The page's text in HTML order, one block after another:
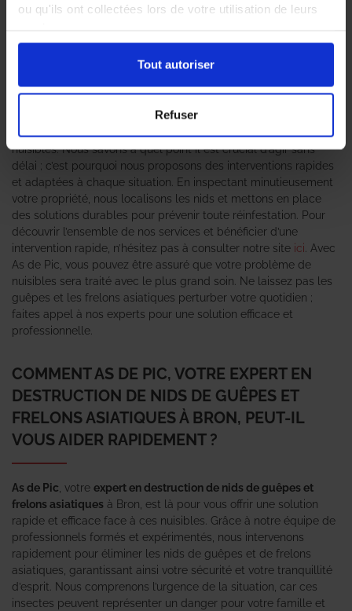
ou qu'ils ont collectées lors de votre utilisation de leurs
Tout autoriser
Refuser
La présence de guêpes et de frelons asiatiques à Bron peut
, l’agence As de Pic se positionne comme
votre partenaire de confiance pour résoudre ce problème
urgent. Nos techniciens expérimentés sont formés pour
intervenir efficacement, en utilisant des techniques de pointe
qui garantissent une élimination rapide et sécurisée de ces
nuisibles. Nous savons à quel point il est crucial d’agir sans
délai ; c’est pourquoi nous proposons des interventions rapides
et adaptées à chaque situation. En inspectant minutieusement
votre propriété, nous localisons les nids et mettons en place
des solutions durables pour prévenir toute réinfestation. Pour
découvrir l’ensemble de nos services et bénéficier d’une
intervention rapide, n’hésitez pas à consulter notre site ici . Avec
As de Pic, vous pouvez être assuré que votre problème de
nuisibles sera traité avec le plus grand soin. Ne laissez pas les
guêpes et les frelons asiatiques perturber votre quotidien ;
faites appel à nos experts pour une solution efficace et
professionnelle.
COMMENT AS DE PIC, VOTRE EXPERT EN
DESTRUCTION DE NIDS DE GUÊPES ET
FRELONS ASIATIQUES À BRON, PEUT-IL
VOUS AIDER RAPIDEMENT ?
As de Pic , votre expert en destruction de nids de guêpes et
frelons asiatiques à Bron, est là pour vous offrir une solution
rapide et efficace face à ces nuisibles. Grâce à notre équipe de
professionnels formés et expérimentés, nous intervenons
rapidement pour éliminer les nids de guêpes et de frelons
asiatiques, garantissant ainsi votre sécurité et votre tranquillité
d’esprit. Nous comprenons l’urgence de la situation, car ces
insectes peuvent représenter un danger pour votre famille et